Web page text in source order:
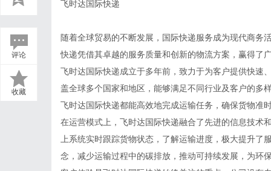
评论
收藏
飞时达国际快递
随着全球贸易的不断发展，国际快递服务成为现代商务
快递凭借其卓越的服务质量和创新的物流方案，赢得了
飞时达国际快递成立于多年前，致力于为客户提供快速
盖全球多个国家和地区，能够满足不同行业及客户的多
飞时达国际快递都能高效地完成运输任务，确保货物准
在运营模式上，飞时达国际快递融合了先进的信息技术
上系统实时跟踪货物状态，了解运输进度，极大提升
念，减少运输过程中的碳排放，推动可持续发展，为环